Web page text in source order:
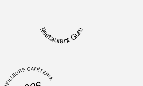
Restaurant Guru
MEILLEURE CAFÉTÉRIA